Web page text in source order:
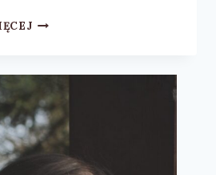
MIKA
GRZEBANIA
KOTÓW”
–
RECENZJA